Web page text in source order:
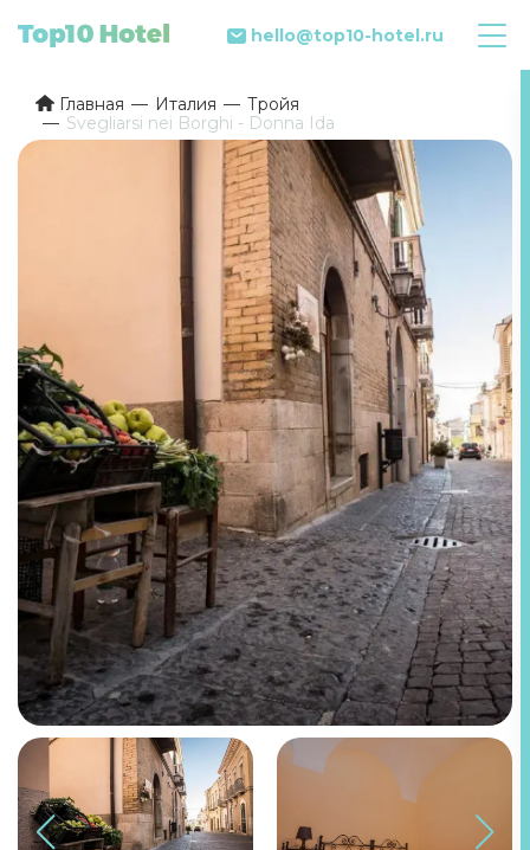
hello@top10-hotel.ru
Главная Италия
Тройя
Svegliarsi nei Borghi - Donna Ida